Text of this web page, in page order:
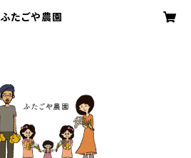
ふたごや農園